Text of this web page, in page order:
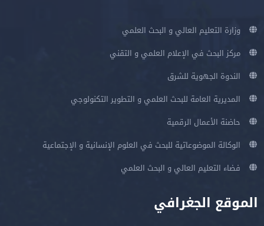
وزارة التعليم العالي و البحث العلمي
مركز البحث في الإعلام العلمي و التقني
الندوة الجهوية للشرق
المديرية العامة للبحث العلمي و التطوير التكنولوجي
حاضنة الأعمال الرقمية
الوكالة الموضوعاتية للبحث في العلوم الإنسانية و الإجتماعية
فضاء التعليم العالي و البحث العلمي
الموقع الجغرافي